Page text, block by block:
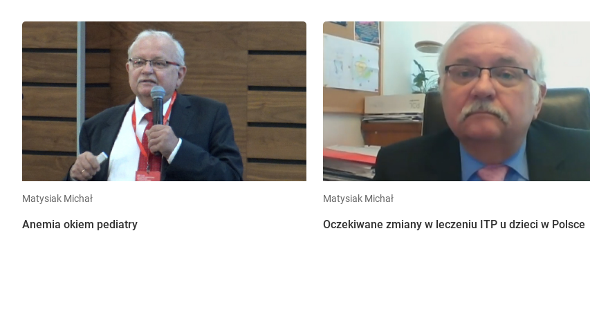
Matysiak Michał
Anemia okiem pediatry
Matysiak Michał
Oczekiwane zmiany w leczeniu ITP u dzieci w Polsce